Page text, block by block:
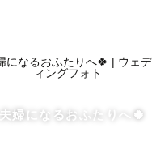
夫婦になるおふたりへ🍀